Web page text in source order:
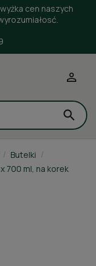
cen naszych

Butelki
700 ml, na korek